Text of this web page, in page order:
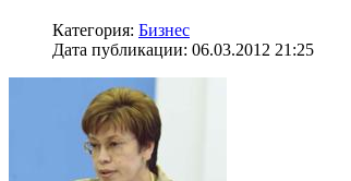
Категория: Бизнес
Дата публикации: 06.03.2012 21:25